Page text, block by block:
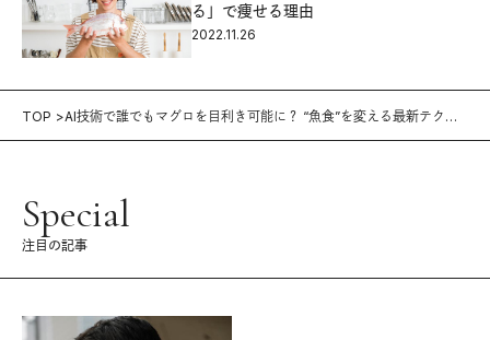
る」で痩せる理由
2022.11.26
TOP
AI技術で誰でもマグロを目利き可能に？ “魚食”を変える最新テクノ
Special
注目の記事